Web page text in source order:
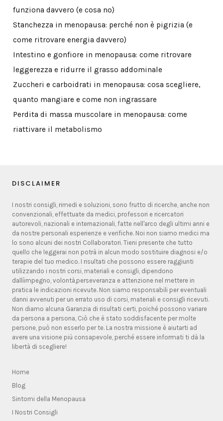
funziona davvero (e cosa no)
Stanchezza in menopausa: perché non è pigrizia (e
come ritrovare energia davvero)
Intestino e gonfiore in menopausa: come ritrovare
leggerezza e ridurre il grasso addominale
Zuccheri e carboidrati in menopausa: cosa scegliere,
quanto mangiare e come non ingrassare
Perdita di massa muscolare in menopausa: come
riattivare il metabolismo
DISCLAIMER
I nostri consigli, rimedi e soluzioni, sono frutto di ricerche, anche non
convenzionali, effettuate da medici, professori e ricercatori
autorevoli, nazionali e internazionali, fatte nell'arco degli ultimi anni e
da nostre personali esperienze e verifiche. Noi non siamo medici ma
lo sono alcuni dei nostri Collaboratori. Tieni presente che tutto
quello che leggerai non potrà in alcun modo sostituire diagnosi e/o
terapie del tuo medico. I risultati che possono essere raggiunti
utilizzando i nostri corsi, materiali e consigli, dipendono
dallíimpegno, volontà,perseveranza e attenzione nel mettere in
pratica le indicazioni ricevute. Non siamo responsabili per eventuali
danni avvenuti per un errato uso di corsi, materiali e consigli ricevuti.
Non diamo alcuna Garanzia di risultati certi, poiché possono variare
da persona a persona, Ciò che è stato soddisfacente per molte
persone, può non esserlo per te. La nostra missione è aiutarti ad
avere una visione più consapevole, perché essere informati ti dà la
libertà di scegliere!
Home
Blog
Sintomi della Menopausa
I Nostri Consigli